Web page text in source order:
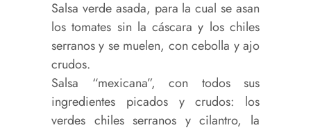
Salsa verde asada, para la cual se asan
los tomates sin la cáscara y los chiles
serranos y se muelen, con cebolla y ajo
crudos.
Salsa “mexicana”, con todos sus
ingredientes picados y crudos: los
verdes chiles serranos y cilantro, la